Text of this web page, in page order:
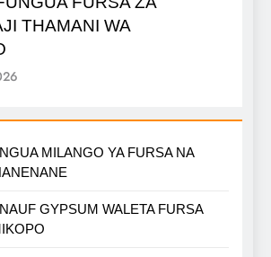
THAMANI WA
MILANGO YA FURSA NA
GYPSUM WALETA FURSA